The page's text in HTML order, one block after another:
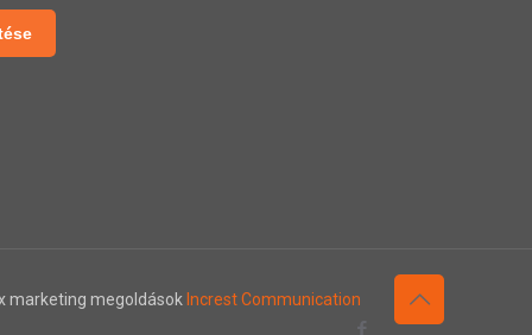
marketing megoldások Increst Communication